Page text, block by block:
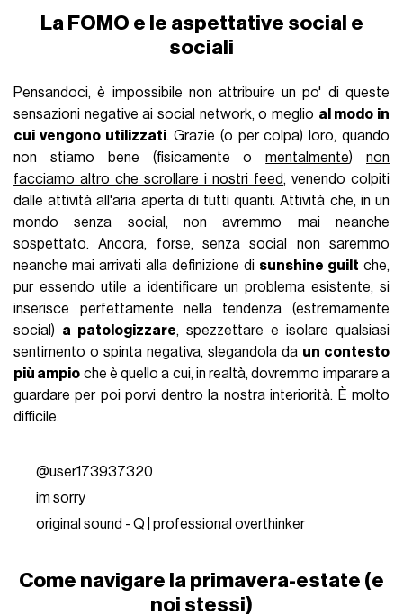
La FOMO e le aspettative social e
sociali
Pensandoci, è impossibile non attribuire un po' di queste
sensazioni negative ai social network, o meglio al modo in
cui vengono utilizzati. Grazie (o per colpa) loro, quando
non stiamo bene (fisicamente omentalmente) non
facciamo altro che scrollare i nostri feed, venendo colpiti
dalle attività all'aria aperta di tutti quanti. Attività che, in un
mondo senza social, non avremmo mai neanche
sospettato. Ancora, forse, senza social non saremmo
neanche mai arrivati alla definizione di sunshine guilt che,
pur essendo utile a identificare un problema esistente, si
inserisce perfettamente nella tendenza (estremamente
social) a patologizzare, spezzettare e isolare qualsiasi
sentimento o spinta negativa, slegandola da un contesto
più ampio che è quello a cui, in realtà, dovremmo imparare a
guardare per poi porvi dentro la nostra interiorità. È molto
difficile.
@user173937320
im sorry
original sound - Q | professional overthinker
Come navigare la primavera-estate (e
noi stessi)